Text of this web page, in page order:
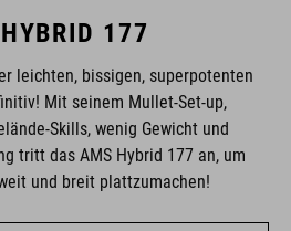
177
leichten, bissigen, superpotenten
Mit seinem Mullet-Set-up,
Skills, wenig Gewicht und
tritt das AMS Hybrid 177 an, um
und breit plattzumachen!